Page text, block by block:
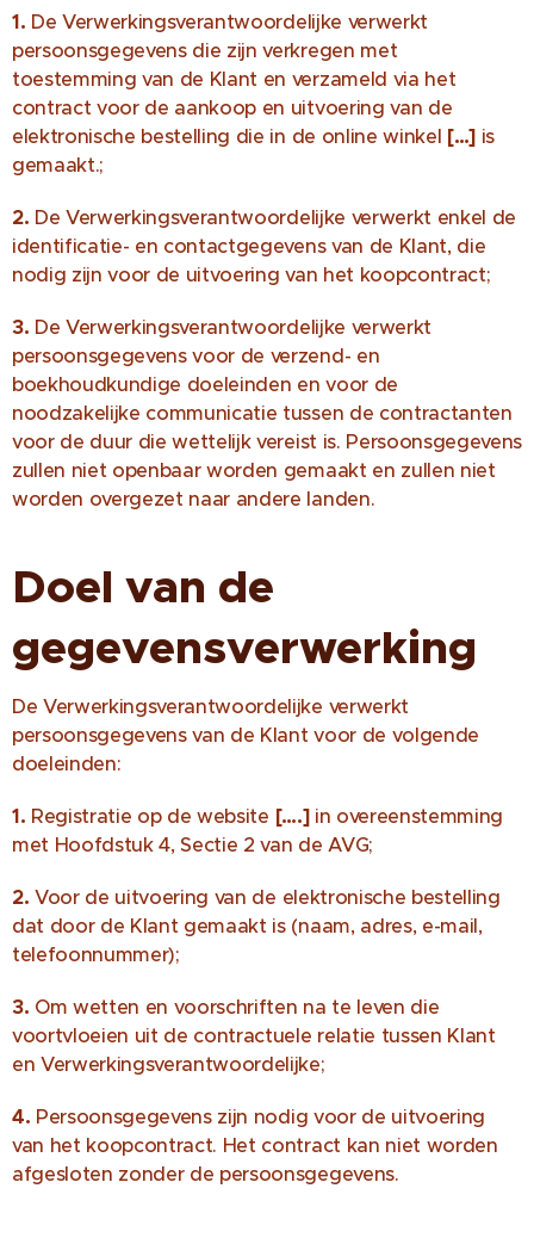
1. De Verwerkingsverantwoordelijke verwerkt
persoonsgegevens die zijn verkregen met
toestemming van de Klant en verzameld via het
contract voor de aankoop en uitvoering van de
elektronische bestelling die in de online winkel […]is
gemaakt.;
2. De Verwerkingsverantwoordelijke verwerkt enkel de
identificatie- en contactgegevens van de Klant, die
nodig zijn voor de uitvoering van het koopcontract;
3. De Verwerkingsverantwoordelijke verwerkt
persoonsgegevens voor de verzend- en
boekhoudkundige doeleinden en voor de
noodzakelijke communicatie tussen de contractanten
voor de duur die wettelijk vereist is. Persoonsgegevens
zullen niet openbaar worden gemaakt en zullen niet
worden overgezet naar andere landen.
Doel van de
gegevensverwerking
De Verwerkingsverantwoordelijke verwerkt
persoonsgegevens van de Klant voor de volgende
doeleinden:
1. Registratie op de website [….]in overeenstemming
met Hoofdstuk 4, Sectie 2 van de AVG;
2.Voor de uitvoering van de elektronische bestelling
dat door de Klant gemaakt is (naam, adres, e-mail,
telefoonnummer);
3. Om wetten en voorschriften na te leven die
voortvloeien uit de contractuele relatie tussen Klant
en Verwerkingsverantwoordelijke;
4. Persoonsgegevens zijn nodig voor de uitvoering
van het koopcontract. Het contract kan niet worden
afgesloten zonder de persoonsgegevens.